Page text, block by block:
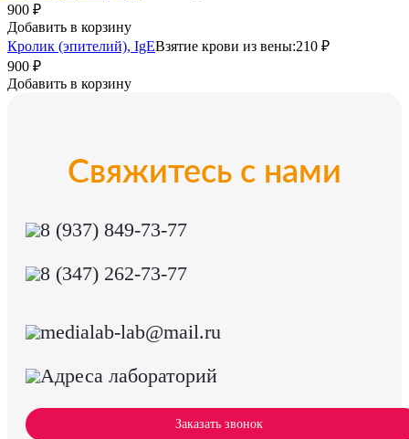
900 ₽
Добавить в корзину
Кролик (эпителий), IgEВзятие крови из вены:210 ₽
900 ₽
Добавить в корзину
Свяжитесь с нами
8 (937) 849-73-77
8 (347) 262-73-77
medialab-lab@mail.ru
Адреса лабораторий
Заказать звонок